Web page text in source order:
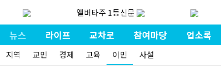
앨버타주 1등신문
뉴스 라이프 교차로 참여마당 업소록
지역 교민 경제 교육 이민 사설